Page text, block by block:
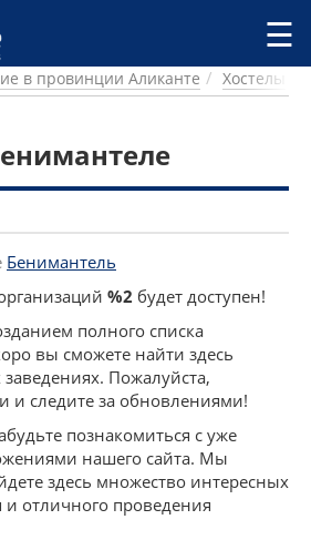
☰
в провинции Аликанте Хостелы
Бенимантель
%2 будет доступен!
полного списка
вы сможете найти здесь
Пожалуйста,
и следите за обновлениями!
познакомиться с уже
нашего сайта. Мы
здесь множество интересных
отличного проведения